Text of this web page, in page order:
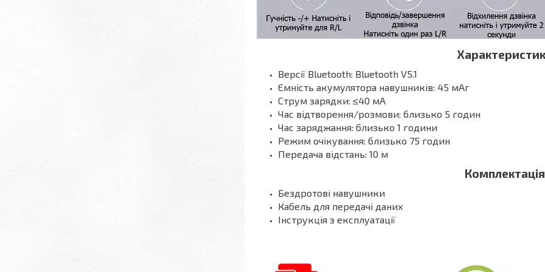
Версії Bluetooth: Bluetooth V5.1
Ємність акумулятора навушників: 45 мАг
Струм зарядки: ≤40 мА
Час відтворення/розмови: близько 5 годин
Час заряджання: близько 1 години
Режим очікування: близько 75 годин
Передача відстань: 10 м
Бездротові навушники
Кабель для передачі даних
Інструкція з експлуатації